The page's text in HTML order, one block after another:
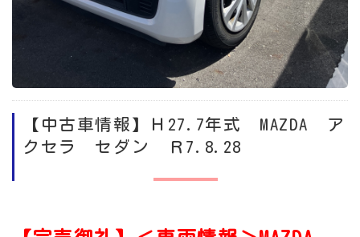
【中古車情報】Ｈ27.7年式 MAZDA ア
クセラ セダン Ｒ7.8.28